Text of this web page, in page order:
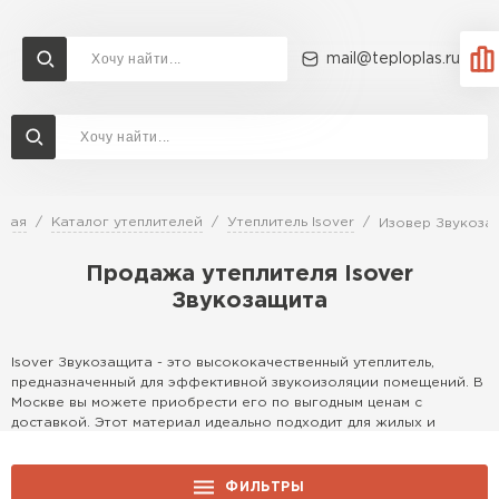
mail@teploplas.ru
Каталог утеплителей Утеплитель Isover Изовер
Продажа утеплителя Isover
Звукозащита
Isover Звукозащита - это высококачественный утеплитель,
предназначенный для эффективной звукоизоляции помещений. В
Москве вы можете приобрести его по выгодным ценам с
доставкой. Этот материал идеально подходит для жилых и
ФИЛЬТРЫ
Доставка и оплата
Перейти в каталог
Утеплитель Ветонит
Утеплитель Profiplex
Утеплитель Rockwool
Утеплитель Пеноплекс